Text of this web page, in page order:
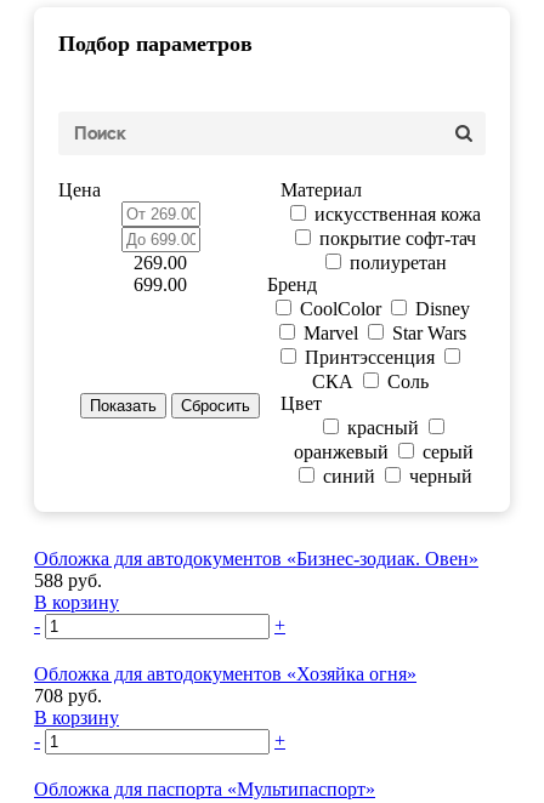
Подбор параметров
Цена
269.00
699.00
Материал
искусственная кожа
покрытие софт-тач
полиуретан
Бренд
CoolColor
Disney
Marvel
Star Wars
Принтэссенция
СКА
Соль
Цвет
красный
оранжевый
серый
синий
черный
Обложка для автодокументов «Бизнес-зодиак. Овен»
588 руб.
В корзину
-
+
Обложка для автодокументов «Хозяйка огня»
708 руб.
В корзину
-
+
Обложка для паспорта «Мультипаспорт»